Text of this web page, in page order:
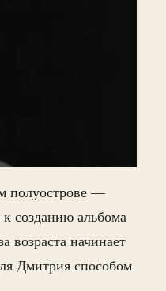
полуострове —
созданию альбома
возраста начинает
Дмитрия способом